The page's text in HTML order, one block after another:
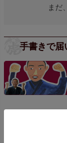
まだ
手書きで届